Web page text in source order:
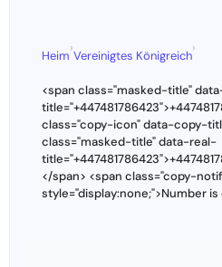
Heim
›
Vereinigtes Königreich
›
<span class="masked-title"
class="copy-icon" data-copy-
class="masked-title" data-real-
</span> <span class="copy-
style="display:none;">Number